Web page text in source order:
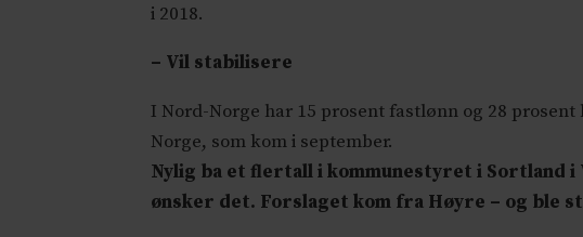
i 2018.
– Vil stabilisere
I Nord-Norge har 15 prosent fastlønn og 28
Norge, som kom i september.
Nylig ba et flertall i kommunestyret i Sortland
ønsker det. Forslaget kom fra Høyre – og ble